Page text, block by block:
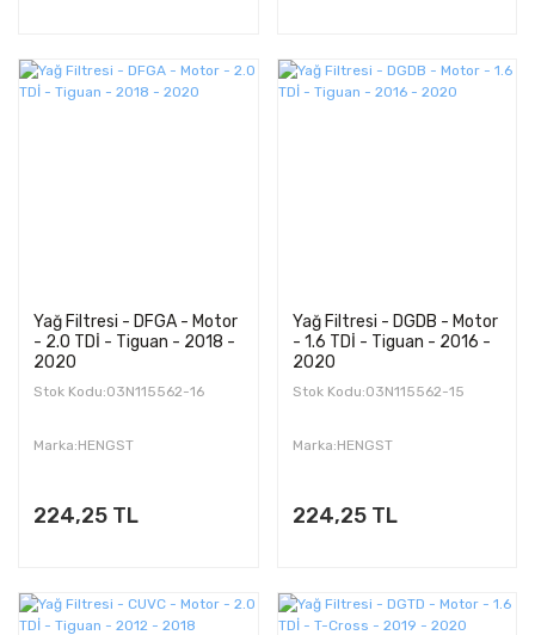
Yağ Filtresi - DFGA - Motor
- 2.0 TDİ - Tiguan - 2018 -
2020
Stok Kodu:03N115562-16
Marka:HENGST
224,25 TL
Yağ Filtresi - DGDB - Motor
- 1.6 TDİ - Tiguan - 2016 -
2020
Stok Kodu:03N115562-15
Marka:HENGST
224,25 TL